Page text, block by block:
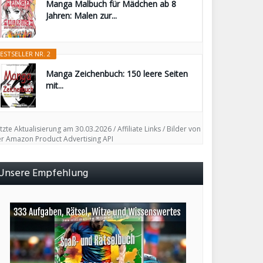
Manga Malbuch für Mädchen ab 8
Jahren: Malen zur...
NR. 2
Manga Zeichenbuch: 150 leere Seiten
mit...
Aktualisierung am 30.03.2026 / Affiliate Links / Bilder von
Amazon Product Advertising API
Empfehlung